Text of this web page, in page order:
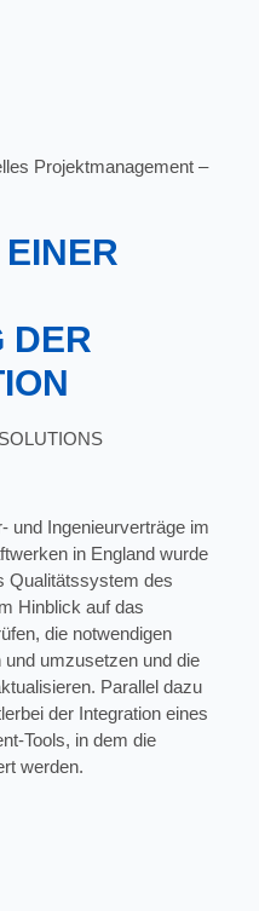
DER
und Ingenieurverträge im
in England wurde
Qualitätssystem des
Hinblick auf das
die notwendigen
umzusetzen und die
Parallel dazu
bei der Integration eines
Tools, in dem die
werden.